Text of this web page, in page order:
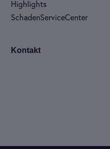
High­lights
Scha­den­Ser­vice­Cen­ter
Kon­takt